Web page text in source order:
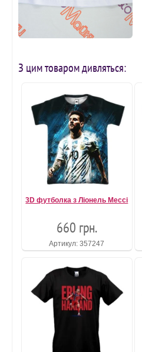
З цим товаром дивляться:
3D футболка з Ліонель Мессі
660 грн.
Артикул: 357247